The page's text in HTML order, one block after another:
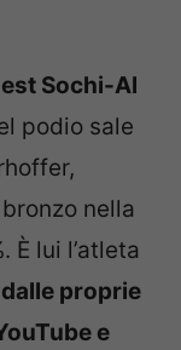
Sochi-Al
podio sale
nella
È lui l’atleta
proprie
e